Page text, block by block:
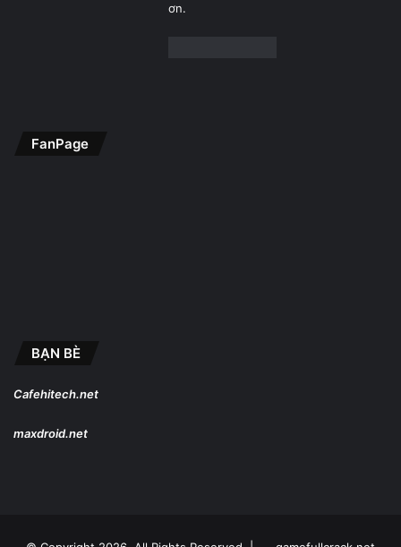
ơn.
FanPage
BẠN BÈ
Cafehitech.net
maxdroid.net